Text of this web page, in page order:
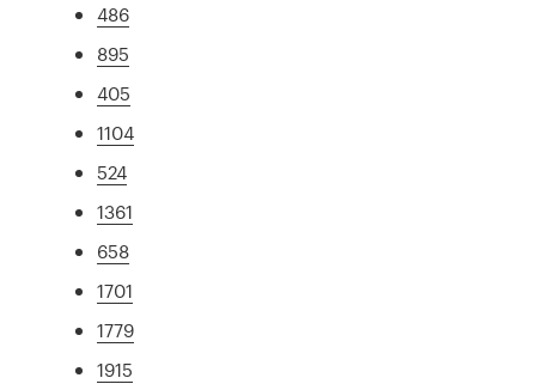
486
895
405
1104
524
1361
658
1701
1779
1915